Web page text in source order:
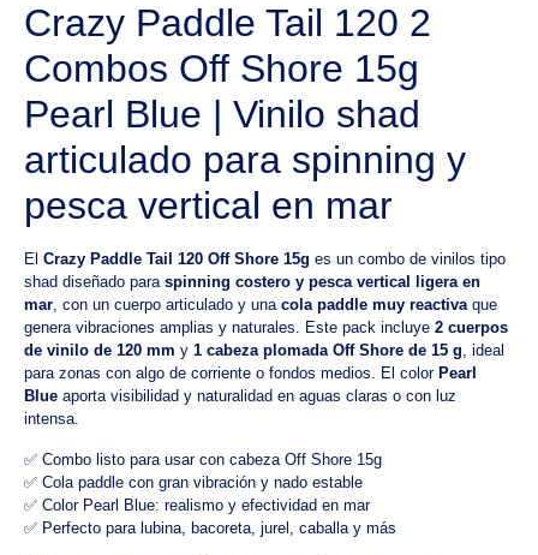
Crazy Paddle Tail 120 2
Combos Off Shore 15g
Pearl Blue | Vinilo shad
articulado para spinning y
pesca vertical en mar
El Crazy Paddle Tail 120 Off Shore 15g es un combo de vinilos tipo
shad diseñado para spinning costero y pesca vertical ligera en
mar, con un cuerpo articulado y una cola paddle muy reactivaque
genera vibraciones amplias y naturales. Este pack incluye 2 cuerpos
de vinilo de 120 mm y 1 cabeza plomada Off Shore de 15 g, ideal
para zonas con algo de corriente o fondos medios. El color Pearl
Blue aporta visibilidad y naturalidad en aguas claras o con luz
intensa.
✅ Combo listo para usar con cabeza Off Shore 15g
✅ Cola paddle con gran vibración y nado estable
✅ Color Pearl Blue: realismo y efectividad en mar
✅ Perfecto para lubina, bacoreta, jurel, caballa y más